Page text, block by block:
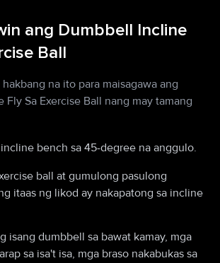
ang Dumbbell Incline
Ball
na ito para maisagawa ang
Fly Sa Exercise Ball nang may tamang
bench sa 45-degree na anggulo.
ball at gumulong pasulong
itaas ng likod ay nakapatong sa incline
isang dumbbell sa bawat kamay, mga
sa isa't isa, mga braso nakabukas sa